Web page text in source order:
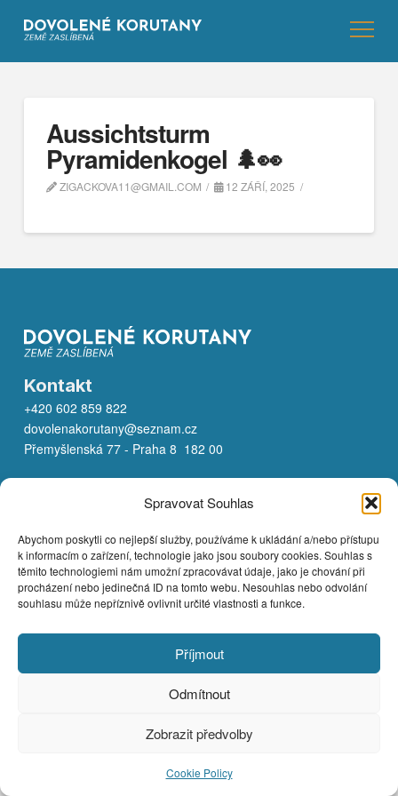
Spravovat Souhlas
Abychom poskytli co nejlepší služby, používáme k ukládání a/nebo přístupu
k informacím o zařízení, technologie jako jsou soubory cookies. Souhlas s
těmito technologiemi nám umožní zpracovávat údaje, jako je chování při
procházení nebo jedinečná ID na tomto webu. Nesouhlas nebo odvolání
souhlasu může nepříznivě ovlivnit určité vlastnosti a funkce.
Příjmout
Odmítnout
Zobrazit předvolby
Cookie Policy
Aussichtsturm
Pyramidenkogel 🌲👀
ZIGACKOVA11@GMAIL.COM 12 ZÁŘÍ, 2025
Kontakt
+420 602 859 822
dovolenakorutany@seznam.cz
Přemyšlenská 77 - Praha 8 182 00